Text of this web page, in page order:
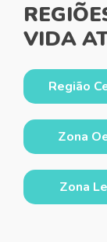
VIDA
Região